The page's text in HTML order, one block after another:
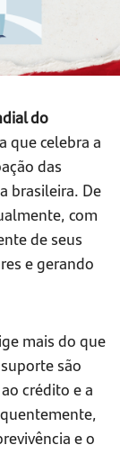
do
que celebra a
das
brasileira. De
com
de seus
e gerando
mais do que
são
crédito e a
e o